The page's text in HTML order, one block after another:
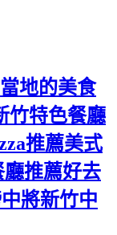
地的美食
竹特色餐廳
推薦美式
推薦好去
將新竹中